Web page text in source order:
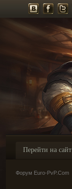
Перейти на сайт
Форум Euro-PvP.Com